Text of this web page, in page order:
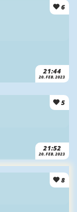
6
21:44
20. FEB. 2023
5
21:52
20. FEB. 2023
8